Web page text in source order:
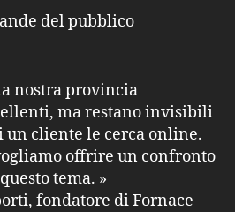
del pubblico
nostra provincia
ma restano invisibili
cliente le cerca online.
offrire un confronto
tema. »
fondatore di Fornace